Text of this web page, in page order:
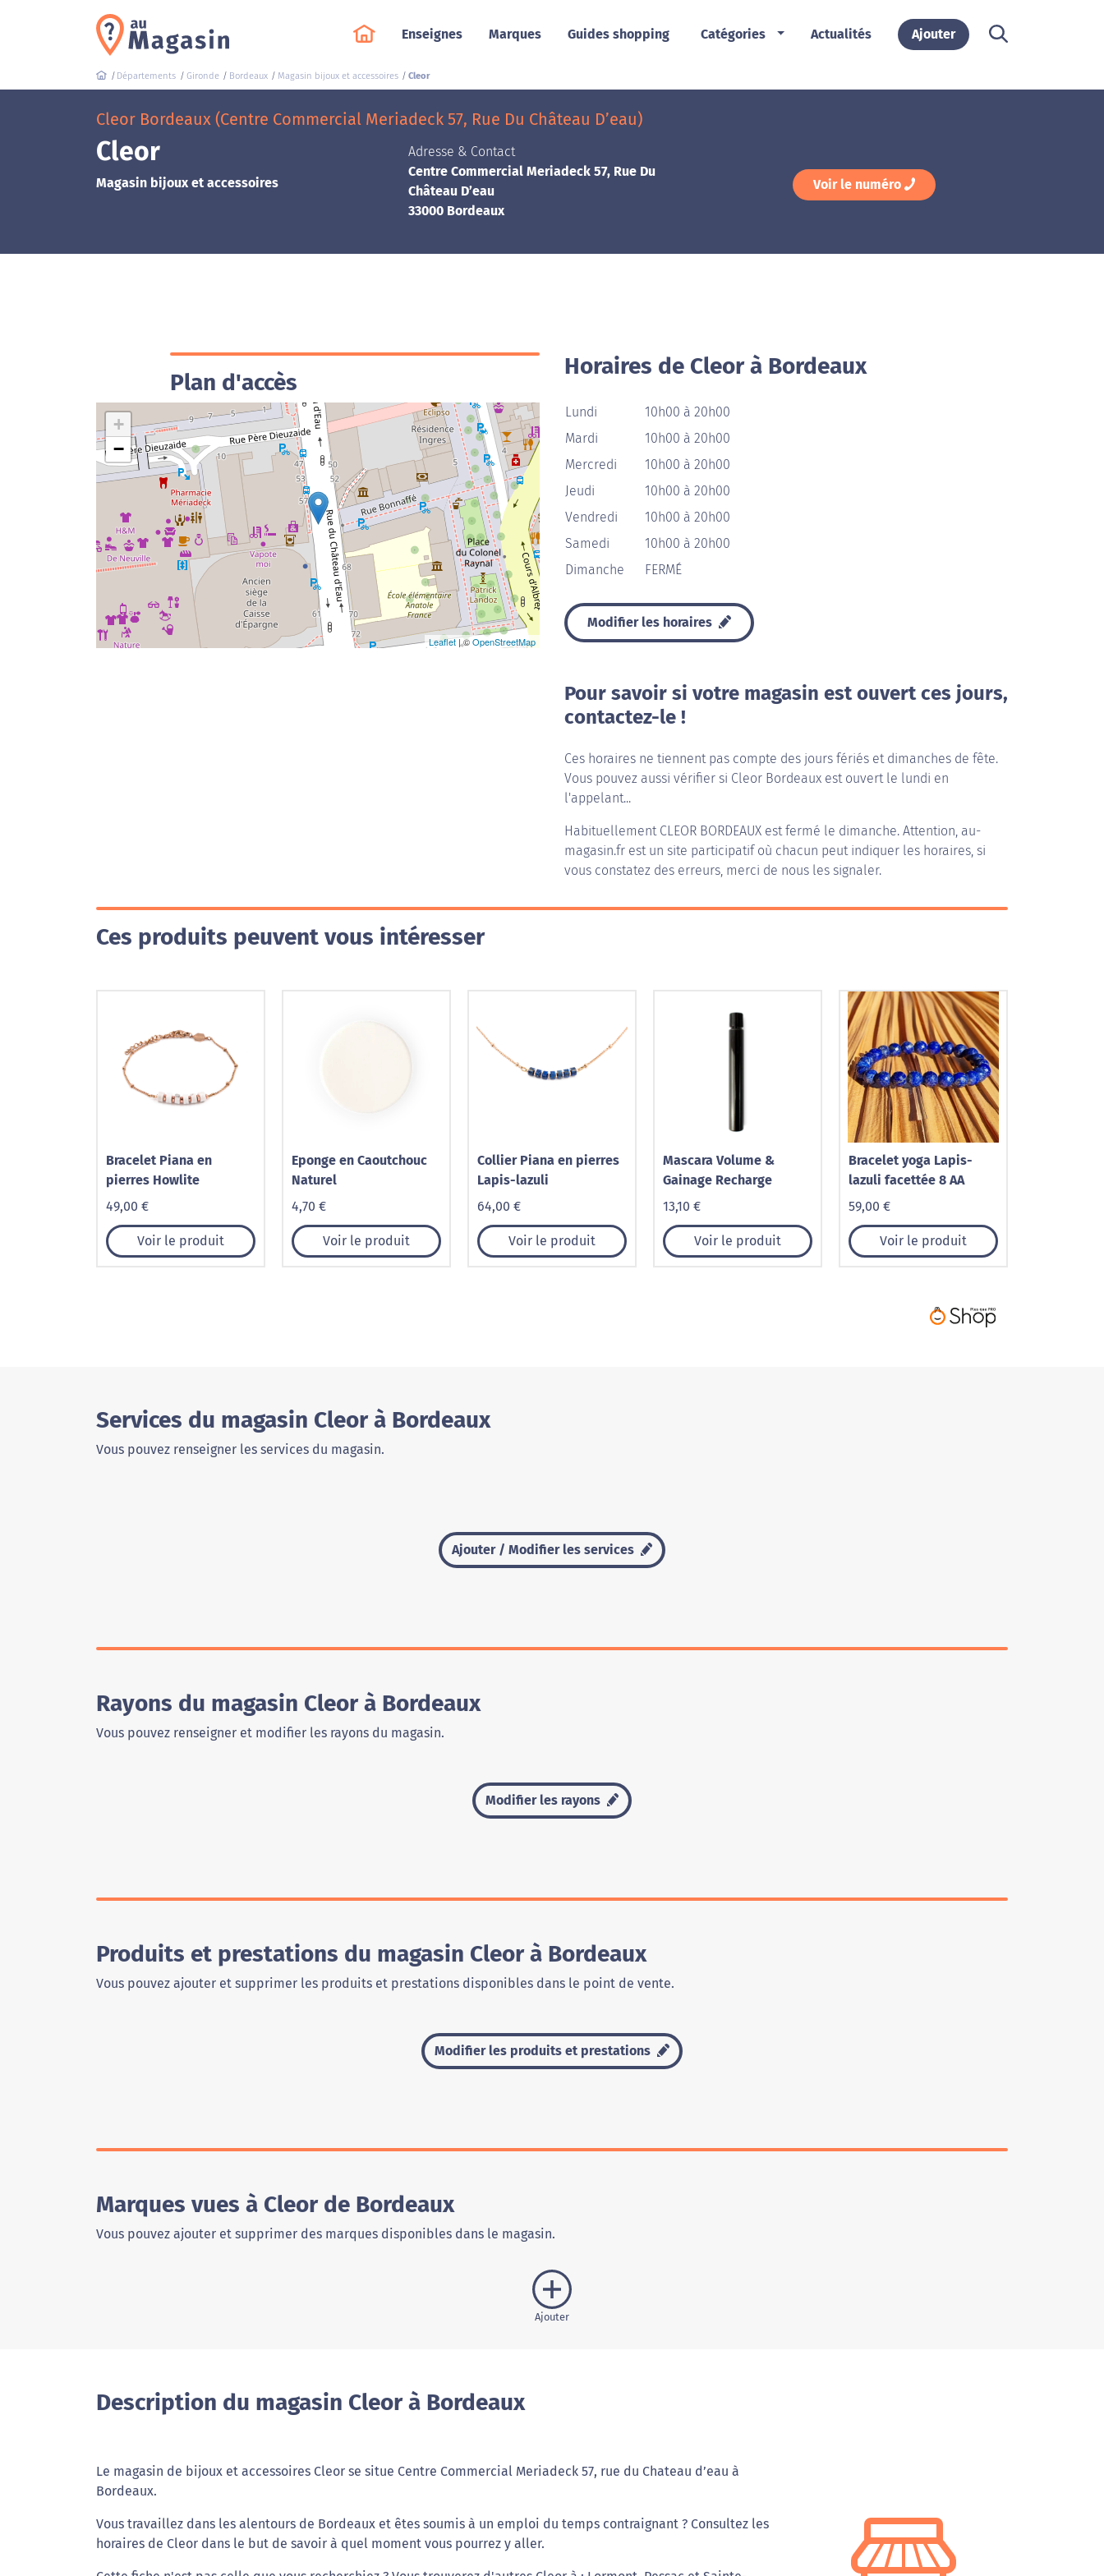
Enseignes Marques Guides shopping Catégories Actualités Ajouter
Départements Gironde Bordeaux Magasin bijoux et accessoires Cleor
Cleor Bordeaux (Centre Commercial Meriadeck 57, Rue Du Château D’eau)
Cleor
Magasin bijoux et accessoires
Adresse & Contact
Centre Commercial Meriadeck 57, Rue Du
Château D’eau
33000 Bordeaux
Voir le numéro
Plan d'accès
+
−
Leaflet| ©OpenStreetMap
Horaires de Cleor à Bordeaux
Lundi
10h00 à 20h00
Mardi
10h00 à 20h00
Mercredi
10h00 à 20h00
Jeudi
10h00 à 20h00
Vendredi
10h00 à 20h00
Samedi
10h00 à 20h00
Dimanche
FERMÉ
Modifier les horaires
Pour savoir si votre magasin est ouvert ces jours,
contactez-le !
Ces horaires ne tiennent pas compte des jours fériés et dimanches de fête.
Vous pouvez aussi vérifier si Cleor Bordeaux est ouvert le lundi en
l'appelant...
Habituellement CLEOR BORDEAUX est fermé le dimanche. Attention, au-
magasin.fr est un site participatif où chacun peut indiquer les horaires, si
vous constatez des erreurs, merci de nous les signaler.
Ces produits peuvent vous intéresser
Bracelet Piana en
pierres Howlite
49,00 €
Voir le produit
Eponge en Caoutchouc
Naturel
4,70 €
Voir le produit
Collier Piana en pierres
Lapis-lazuli
64,00 €
Voir le produit
Mascara Volume &
Gainage Recharge
13,10 €
Voir le produit
Bracelet yoga Lapis-
lazuli facettée 8 AA
59,00 €
Voir le produit
Services du magasin Cleor à Bordeaux
Vous pouvez renseigner les services du magasin.
Ajouter / Modifier les services
Rayons du magasin Cleor à Bordeaux
Vous pouvez renseigner et modifier les rayons du magasin.
Modifier les rayons
Produits et prestations du magasin Cleor à Bordeaux
Vous pouvez ajouter et supprimer les produits et prestations disponibles dans le point de vente.
Modifier les produits et prestations
Marques vues à Cleor de Bordeaux
Vous pouvez ajouter et supprimer des marques disponibles dans le magasin.
Ajouter
Description du magasin Cleor à Bordeaux
Le magasin de bijoux et accessoires Cleor se situe Centre Commercial Meriadeck 57, rue du Chateau d’eau à
Bordeaux.
Vous travaillez dans les alentours de Bordeaux et êtes soumis à un emploi du temps contraignant ? Consultez les
horaires de Cleor dans le but de savoir à quel moment vous pourrez y aller.